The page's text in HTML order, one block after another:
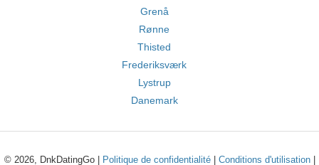
Grenå
Rønne
Thisted
Frederiksværk
Lystrup
Danemark
© 2026, DnkDatingGo | Politique de confidentialité| Conditions d'utilisation|